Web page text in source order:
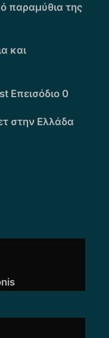
παραμύθια της
και
Επεισόδιο 0
στην Ελλάδα